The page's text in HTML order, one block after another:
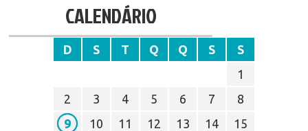
CALENDÁRIO
D S T Q Q S
S
1
2
3 4 5 6 7
8
9
10 11 12 13 14
15